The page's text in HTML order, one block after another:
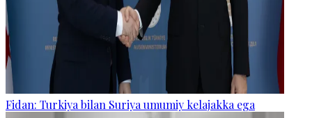
Fidan: Turkiya bilan Suriya umumiy kelajakka ega